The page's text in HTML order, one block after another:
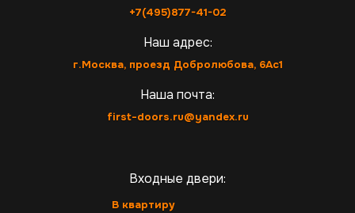
+7(495)877-41-02
Наш адрес:
г.Москва, проезд Добролюбова, 6Ас1
Наша почта:
first-doors.ru@yandex.ru
Входные двери:
В квартиру